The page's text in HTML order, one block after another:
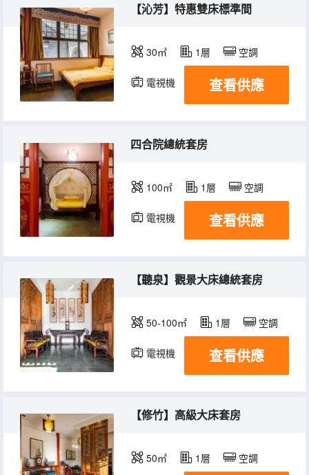
【沁芳】特惠雙床標準間
30㎡ 1層 空調
電視機 查看供應
四合院總統套房
100㎡ 1層 空調
電視機 查看供應
【聽泉】觀景大床總統套房
50-100㎡ 1層 空調
電視機 查看供應
【修竹】高級大床套房
50㎡ 1層 空調